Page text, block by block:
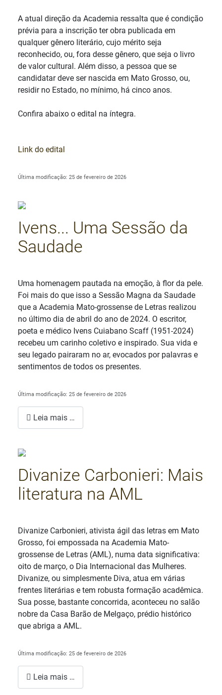
A atual direção da Academia ressalta que é condição
prévia para a inscrição ter obra publicada em
qualquer gênero literário, cujo mérito seja
reconhecido, ou, fora desse gênero, que seja o livro
de valor cultural. Além disso, a pessoa que se
candidatar deve ser nascida em Mato Grosso, ou,
residir no Estado, no mínimo, há cinco anos.
Confira abaixo o edital na íntegra.
Link do edital
Última modificação: 25 de fevereiro de 2026
Ivens... Uma Sessão da
Saudade
Uma homenagem pautada na emoção, à flor da pele.
Foi mais do que isso a Sessão Magna da Saudade
que a Academia Mato-grossense de Letras realizou
no último dia de abril do ano de 2024. O escritor,
poeta e médico Ivens Cuiabano Scaff (1951-2024)
recebeu um carinho coletivo e inspirado. Sua vida e
seu legado pairaram no ar, evocados por palavras e
sentimentos de todos os presentes.
Última modificação: 25 de fevereiro de 2026
Leia mais …
Divanize Carbonieri: Mais
literatura na AML
Divanize Carbonieri, ativista ágil das letras em Mato
Grosso, foi empossada na Academia Mato-
grossense de Letras (AML), numa data significativa:
oito de março, o Dia Internacional das Mulheres.
Divanize, ou simplesmente Diva, atua em várias
frentes literárias e tem robusta formação acadêmica.
Sua posse, bastante concorrida, aconteceu no salão
nobre da Casa Barão de Melgaço, prédio histórico
que abriga a AML.
Última modificação: 25 de fevereiro de 2026
Leia mais …